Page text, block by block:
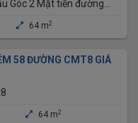
Góc 2 Mặt tiền đường
64 m2
58 ĐƯỜNG CMT8 GIÁ
64 m2